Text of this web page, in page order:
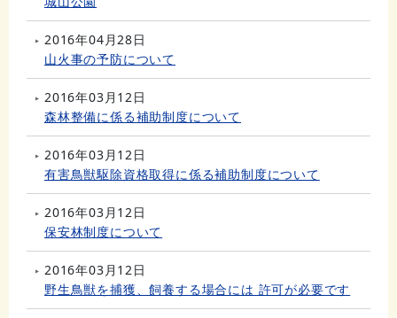
2016年04月28日
山火事の予防について
2016年03月12日
森林整備に係る補助制度について
2016年03月12日
有害鳥獣駆除資格取得に係る補助制度について
2016年03月12日
保安林制度について
2016年03月12日
野生鳥獣を捕獲、飼養する場合には 許可が必要です